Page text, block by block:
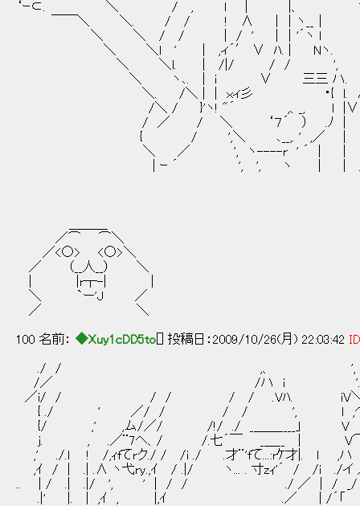
‘ｰ⊂. ＼ / , ｌ ｜ |、 ヽ‐-
￣￣＼ ＼. / / ! ∧ ｜｜ヽ__｜
＼ ＼ / / | / ' ｜｜'´ヽ l l.
＼ ＼l ' | ,ィ´′ ∨ ﾊ. | Nヽ. |
＼ ＼l. | /|/ / / ', |､
＼ ヽ､. | i ∨ 三三 ハ. !
＼. /＼ | | ｘィ彡 ・{ l. ∧ /
/＼ / }'ヽ! "´ ,、_, l |∨
/ ／ / ＼ ‘７´ ） .ﾉ | l ほら
{ / ',＼ ､__,. ' ,／ |
＼ ／ ', ヽ----r ' ´ | |
| ｰ ´ ', ', ヽ | |
／⌒ ⌒＼
／<○> <○>＼
／ （__人__） ＼
| |r┬-| |
＼ `ー'J ／
／ ＼
100 名前： ◆Xuy1cDD5to [] 投稿日：2009/10/26(月) 22:03:42
./ / ,、 ',
/／ /ハ i
／i/ / / / / / .Vﾊ. iV＼
{ ./ ' ／/ / / / ', l ,ヘ、ﾍ
{/ ,' ,ム/／/ /!/ ./ _＿＿____」 V
ｊ. , .／¨7ヘ、/ /.七´￣ _＿__ |
,' ./.l ! /,ｨfてrク./ / /i ./ .才¨'fて...:rｹ才|. ｌ ,ハ
,ｲ / | .| .∧ ヽ弋ry.,ｲ / .|/ ヽ... . 寸zｨ'´ / /i ./イ
.. | / .| .|/ ', ' | / / ./ ／ | /
.|' |. | ,ｲ , |,ｲ .／ | /´「 ,'